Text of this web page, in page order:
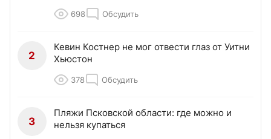
698 Обсудить
2
Кевин Костнер не мог отвести глаз от Уитни
Хьюстон
378 Обсудить
3
Пляжи Псковской области: где можно и
нельзя купаться